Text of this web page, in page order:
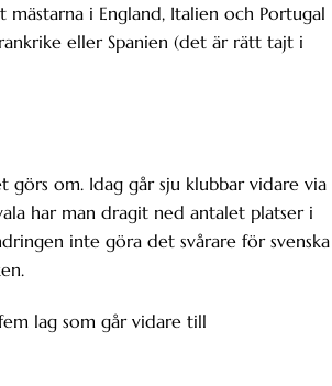
i England, Italien och Portugal
eller Spanien (det är rätt tajt i
om. Idag går sju klubbar vidare via
har man dragit ned antalet platser i
inte göra det svårare för svenska
lag som går vidare till